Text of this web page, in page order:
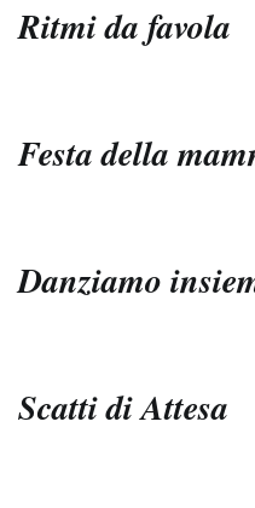
Ritmi da favola
Festa della
Danziamo
Scatti di Attesa